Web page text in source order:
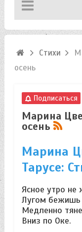
Стихи
осень
Подписаться
Марина
осень
Марина
Тарусе:
Ясное утро не
Лугом бежишь
Медленно
Вниз по Оке.